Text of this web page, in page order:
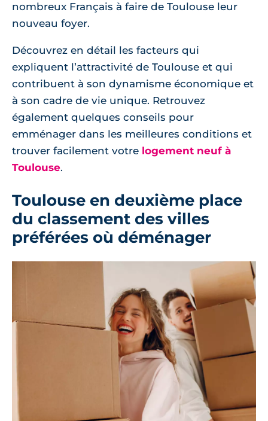
nombreux Français à faire de Toulouse leur
nouveau foyer.
Découvrez en détail les facteurs qui
expliquent l’attractivité de Toulouse et qui
contribuent à son dynamisme économique et
à son cadre de vie unique. Retrouvez
également quelques conseils pour
emménager dans les meilleures conditions et
trouver facilement votre logement neuf à
Toulouse.
Toulouse en deuxième place
du classement des villes
préférées où déménager